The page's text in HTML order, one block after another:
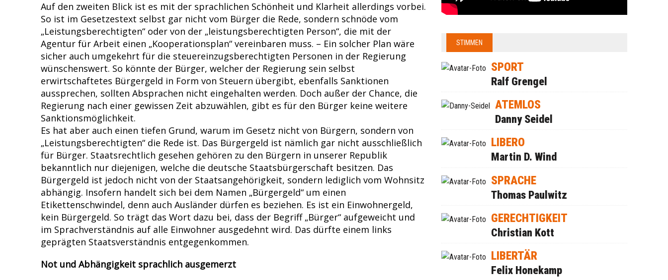
Auf den zweiten Blick ist es mit der sprachlichen Schönheit und Klarheit allerdings vorbei.
So ist im Gesetzestext selbst gar nicht vom Bürger die Rede, sondern schnöde vom
„Leistungsberechtigten“ oder von der „leistungsberechtigten Person“, die mit der
Agentur für Arbeit einen „Kooperationsplan“ vereinbaren muss. – Ein solcher Plan wäre
sicher auch umgekehrt für die steuereinzugsberechtigten Personen in der Regierung
wünschenswert. So könnte der Bürger, welcher der Regierung sein selbst
erwirtschaftetes Bürgergeld in Form von Steuern übergibt, ebenfalls Sanktionen
aussprechen, sollten Absprachen nicht eingehalten werden. Doch außer der Chance, die
Regierung nach einer gewissen Zeit abzuwählen, gibt es für den Bürger keine weitere
Sanktionsmöglichkeit.
Es hat aber auch einen tiefen Grund, warum im Gesetz nicht von Bürgern, sondern von
„Leistungsberechtigten“ die Rede ist. Das Bürgergeld ist nämlich gar nicht ausschließlich
für Bürger. Staatsrechtlich gesehen gehören zu den Bürgern in unserer Republik
bekanntlich nur diejenigen, welche die deutsche Staatsbürgerschaft besitzen. Das
Bürgergeld ist jedoch nicht von der Staatsangehörigkeit, sondern lediglich vom Wohnsitz
abhängig. Insofern handelt sich bei dem Namen „Bürgergeld“ um einen
Etikettenschwindel, denn auch Ausländer dürfen es beziehen. Es ist ein Einwohnergeld,
kein Bürgergeld. So trägt das Wort dazu bei, dass der Begriff „Bürger“ aufgeweicht und
im Sprachverständnis auf alle Einwohner ausgedehnt wird. Das dürfte einem links
geprägten Staatsverständnis entgegenkommen.
Not und Abhängigkeit sprachlich ausgemerzt
STIMMEN
SPORT
Ralf Grengel
ATEMLOS
Danny Seidel
LIBERO
Martin D. Wind
SPRACHE
Thomas Paulwitz
GERECHTIGKEIT
Christian Kott
LIBERTÄR
Felix Honekamp